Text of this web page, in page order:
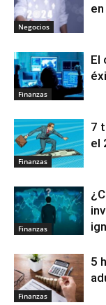
Negocios
Finanzas
El
Finanzas
7
el
Finanzas
Finanzas
5